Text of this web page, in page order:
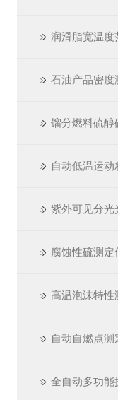
润滑脂宽温度
石油产品密度
馏分燃料硫醇
自动低温运动
紫外可见分光
腐蚀性硫测定
高温泡沫特性
自动自燃点测
全自动多功能